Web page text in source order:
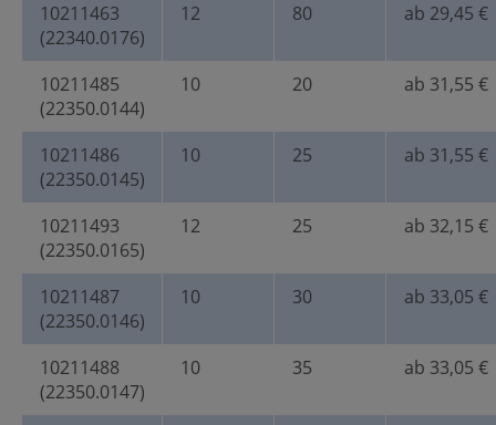
10211463
(22340.0176)
12 80 ab 29,45 €
10211485
(22350.0144)
10 20 ab 31,55 €
10211486
(22350.0145)
10 25 ab 31,55 €
10211493
(22350.0165)
12 25 ab 32,15 €
10211487
(22350.0146)
10 30 ab 33,05 €
10211488
(22350.0147)
10 35 ab 33,05 €